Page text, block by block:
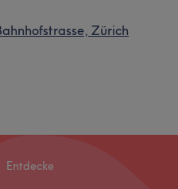
Zürich
Entdecke